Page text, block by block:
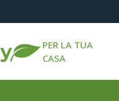
PER LA TUA
CASA